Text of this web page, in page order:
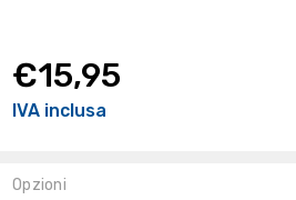
€15,95
IVA inclusa
Opzioni